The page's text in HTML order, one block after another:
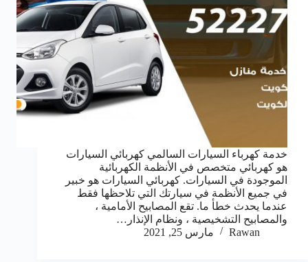
خدمة كهرباء السيارات السالمي كهربائي السيارات
هو كهربائي متخصص في الأنظمة الكهربائية
الموجودة في السيارات. كهربائي السيارات هو خبير
في جميع الأنظمة في سيارتك التي تلاحظها فقط
عندما يحدث خطأ ما. تقع المصابيح الأمامية ،
والمصابيح التشخيصية ، ونظام الإنذار…
Rawan
مارس 25, 2021